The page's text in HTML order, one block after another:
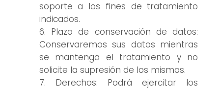
soporte a los fines de tratamiento
indicados.
Plazo de conservación de datos:
Conservaremos sus datos mientras
se mantenga el tratamiento y no
solicite la supresión de los mismos.
Derechos: Podrá ejercitar los